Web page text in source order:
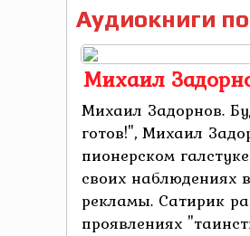
Аудиокниги
Михаил
Михаил Задорнов.
готов!", Михаил
пионерском
своих наблюдениях
рекламы. Сатирик
проявлениях